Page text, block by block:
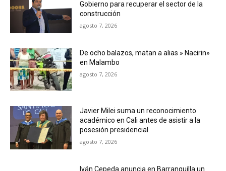
Gobierno para recuperar el sector de la
construcción
agosto 7, 2026
De ocho balazos, matan a alias » Nacirin»
en Malambo
agosto 7, 2026
Javier Milei suma un reconocimiento
académico en Cali antes de asistir a la
posesión presidencial
agosto 7, 2026
Iván Cepeda anuncia en Barranquilla un